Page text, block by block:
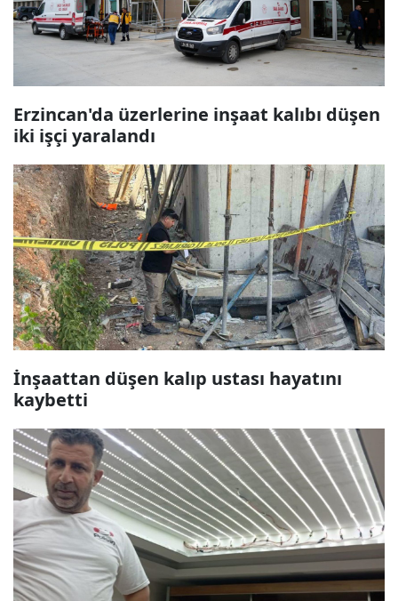
Erzincan'da üzerlerine inşaat kalıbı düşen
iki işçi yaralandı
İnşaattan düşen kalıp ustası hayatını
kaybetti